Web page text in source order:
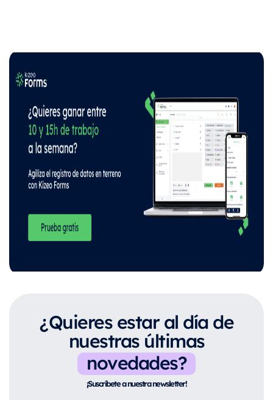
¿Quieres estar al día de
nuestras últimas
novedades?
¡Suscríbete a nuestra newsletter!